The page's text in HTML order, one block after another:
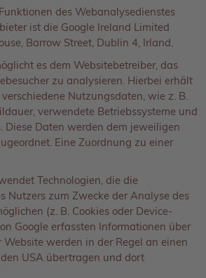
des Webanalysedienstes
ist die Google Ireland Limited
Barrow Street, Dublin 4, Irland.
es dem Websitebetreiber, das
zu analysieren. Hierbei erhält
Nutzungsdaten, wie z. B.
verwendete Betriebssysteme und
Diese Daten werden dem jeweiligen
Eine Zuordnung zu einer
Technologien, die die
Nutzers zum Zwecke der Analyse des
(z. B. Cookies oder Device-
Google erfassten Informationen über
werden in der Regel an einen
USA übertragen und dort